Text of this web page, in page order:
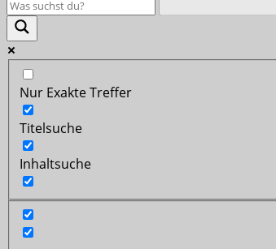
Nur Exakte Treffer
Titelsuche
Inhaltsuche